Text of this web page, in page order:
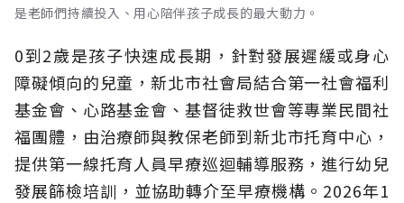
是老師們持續投入、用心陪伴孩子成長的最大動力。
0到2歲是孩子快速成長期，針對發展遲緩或身心
障礙傾向的兒童，新北市社會局結合第一社會福利
基金會、心路基金會、基督徒救世會等專業民間社
福團體，由治療師與教保老師到新北市托育中心，
提供第一線托育人員早療巡迴輔導服務，進行幼兒
發展篩檢培訓，並協助轉介至早療機構。2026年1